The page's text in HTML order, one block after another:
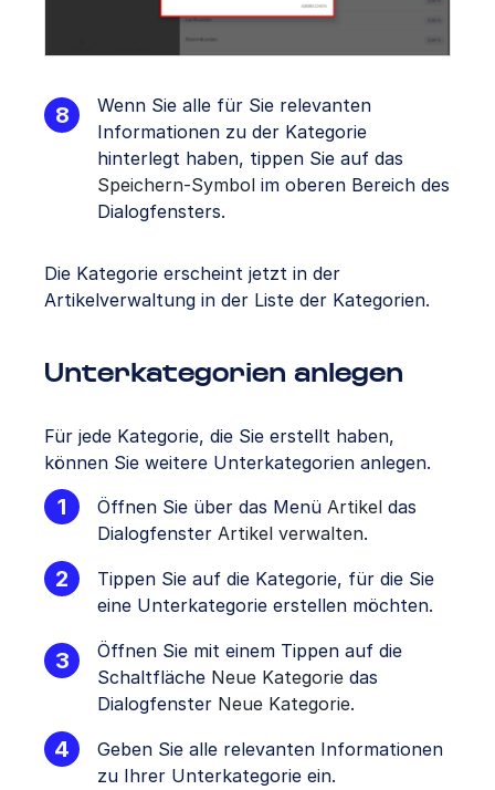
Wenn Sie alle für Sie relevanten
Informationen zu der Kategorie
hinterlegt haben, tippen Sie auf das
Speichern-Symbol im oberen Bereich des
Dialogfensters.
Die Kategorie erscheint jetzt in der
Artikelverwaltung in der Liste der Kategorien.
Unterkategorien anlegen
Für jede Kategorie, die Sie erstellt haben,
können Sie weitere Unterkategorien anlegen.
Öffnen Sie über das Menü Artikel das
Dialogfenster Artikel verwalten.
Tippen Sie auf die Kategorie, für die Sie
eine Unterkategorie erstellen möchten.
Öffnen Sie mit einem Tippen auf die
Schaltfläche Neue Kategorie das
Dialogfenster Neue Kategorie.
Geben Sie alle relevanten Informationen
zu Ihrer Unterkategorie ein.